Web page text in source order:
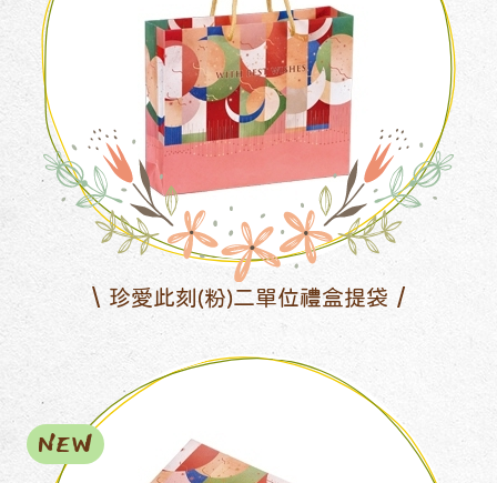
珍愛此刻(粉)二單位禮盒提袋
NEW